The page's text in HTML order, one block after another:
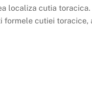
cutia
cutiei